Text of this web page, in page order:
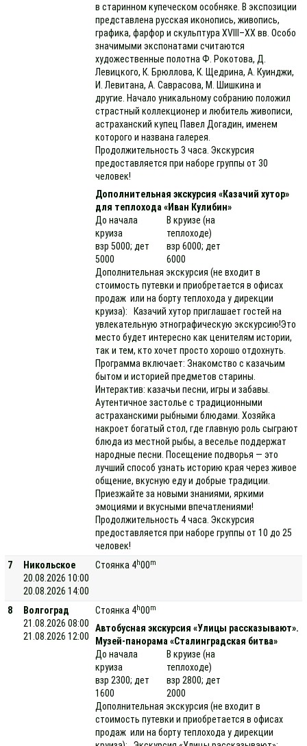
в старинном купеческом особняке. В экспозиции
представлена русская иконопись, живопись,
графика, фарфор и скульптура XVIII–XX вв. Особо
значимыми экспонатами считаются
художественные полотна Ф. Рокотова, Д.
Левицкого, К. Брюллова, К. Щедрина, А. Куинджи,
И. Левитана, А. Саврасова, М. Шишкина и
другие. Начало уникальному собранию положил
страстный коллекционер и любитель живописи,
астраханский купец Павел Догадин, именем
которого и названа галерея.
Продолжительность 3 часа. Экскурсия
предоставляется при наборе группы от 30
человек!
Дополнительная экскурсия «Казачий хутор»
для теплохода «Иван Кулибин»
До начала
круиза
взр 5000; дет
5000
В круизе (на
теплоходе)
взр 6000; дет
6000
Дополнительная экскурсия (не входит в
стоимость путевки и приобретается в офисах
продаж или на борту теплохода у дирекции
круиза): Казачий хутор приглашает гостей на
увлекательную этнографическую экскурсию!Это
место будет интересно как ценителям истории,
так и тем, кто хочет просто хорошо отдохнуть.
Программа включает: Знакомство с казачьим
бытом и историей предметов старины.
Интерактив: казачьи песни, игры и забавы.
Аутентичное застолье с традиционными
астраханскими рыбными блюдами. Хозяйка
накроет богатый стол, где главную роль сыграют
блюда из местной рыбы, а веселье поддержат
народные песни. Посещение подворья — это
лучший способ узнать историю края через живое
общение, вкусную еду и добрые традиции.
Приезжайте за новыми знаниями, яркими
эмоциями и вкусными впечатлениями!
Продолжительность 4 часа. Экскурсия
предоставляется при наборе группы от 10 до 25
человек!
7
Никольское
20.08.2026 10:00
20.08.2026 14:00
Стоянка 4h00m
8
Волгоград
21.08.2026 08:00
21.08.2026 12:00
Стоянка 4h00m
Автобусная экскурсия «Улицы рассказывают».
Музей-панорама «Сталинградская битва»
До начала
круиза
взр 2300; дет
1600
В круизе (на
теплоходе)
взр 2800; дет
2000
Дополнительная экскурсия (не входит в
стоимость путевки и приобретается в офисах
продаж или на борту теплохода у дирекции